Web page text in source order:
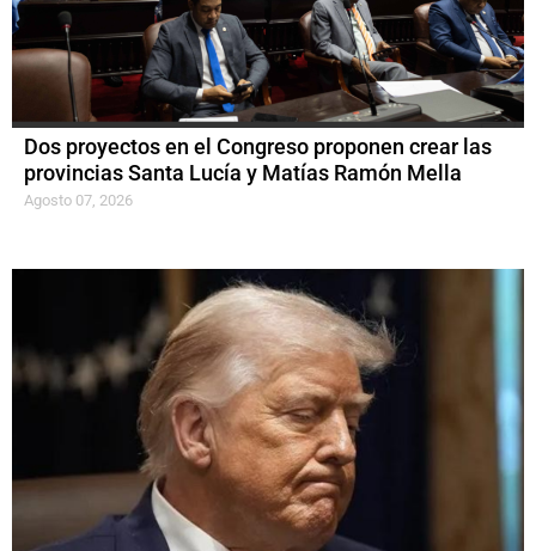
Dos proyectos en el Congreso proponen crear las
provincias Santa Lucía y Matías Ramón Mella
Agosto 07, 2026